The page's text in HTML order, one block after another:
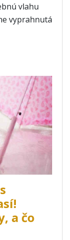
vlahu
vyprahnutá
a čo